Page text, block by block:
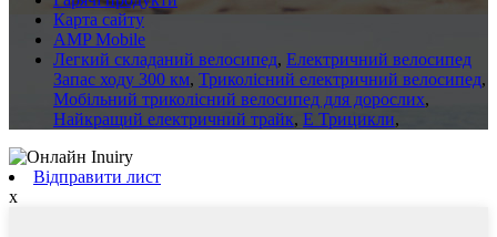
Карта сайту
AMP Mobile
Легкий складаний велосипед, Електричний велосипед
Запас ходу 300 км, Триколісний електричний велосипед,
Мобільний триколісний велосипед для дорослих,
Найкращий електричний трайк, E Трицикли,
Відправити лист
x